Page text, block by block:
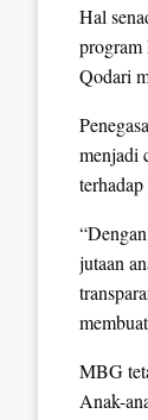
Hal
program
Qodari
menjadi
jutaan
MBG
Anak-